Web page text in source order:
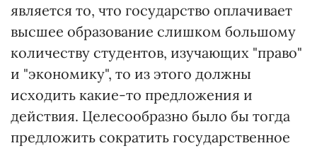
является то, что государство оплачивает
высшее образование слишком большому
количеству студентов, изучающих "право"
и "экономику", то из этого должны
исходить какие-то предложения и
действия. Целесообразно было бы тогда
предложить сократить государственное